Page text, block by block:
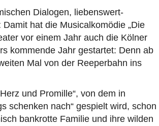
Dialogen, liebenswert-
hat die Musicalkomödie „Die
vor einem Jahr auch die Kölner
kommende Jahr gestartet: Denn ab
Mal von der Reeperbahn ins
und Promille“, von dem in
schenken nach“ gespielt wird, schon
bankrotte Familie und ihre wilden